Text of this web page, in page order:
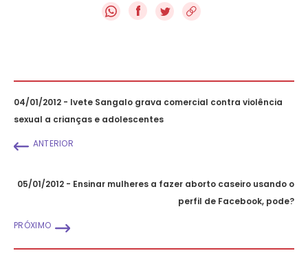
f
04/01/2012 - Ivete Sangalo grava comercial contra violência
sexual a crianças e adolescentes
ANTERIOR
05/01/2012 - Ensinar mulheres a fazer aborto caseiro usando o
perfil de Facebook, pode?
PRÓXIMO